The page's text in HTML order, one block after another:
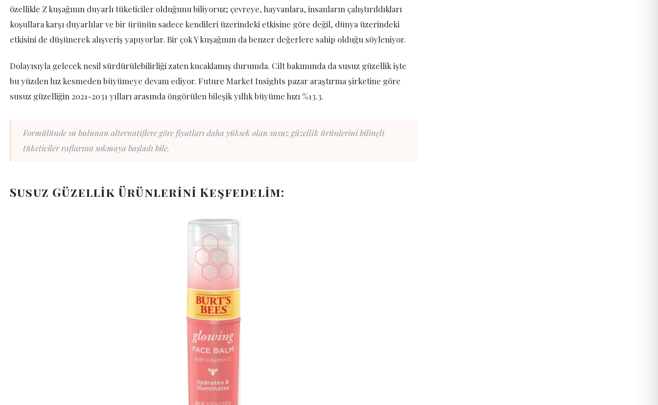
özellikle Z kuşağının duyarlı tüketiciler olduğunu biliyoruz; çevreye, hayvanlara, insanların çalıştırıldıkları
koşullara karşı duyarlılar ve bir ürünün sadece kendileri üzerindeki etkisine göre değil, dünya üzerindeki
etkisini de düşünerek alışveriş yapıyorlar. Bir çok Y kuşağının da benzer değerlere sahip olduğu söyleniyor.
Dolayısıyla gelecek nesil sürdürülebilirliği zaten kucaklamış durumda. Cilt bakımında da susuz güzellik işte
bu yüzden hız kesmeden büyümeye devam ediyor. Future Market Insights pazar araştırma şirketine göre
susuz güzelliğin 2021-2031 yılları arasında öngörülen bileşik yıllık büyüme hızı %13.3.
Formülünde su bulunan alternatiflere göre fiyatları daha yüksek olan susuz güzellik ürünlerini bilinçli
tüketiciler raflarına sokmaya başladı bile.
Susuz Güzellik Ürünlerini Keşfedelim: